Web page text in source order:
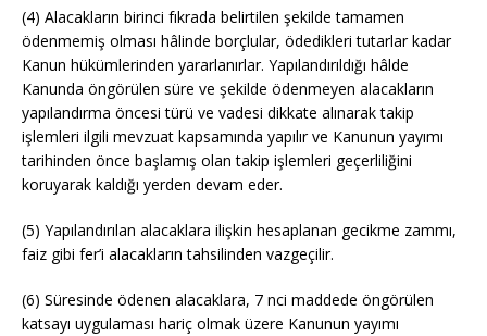
(4) Alacakların birinci fıkrada belirtilen şekilde tamamen
ödenmemiş olması hâlinde borçlular, ödedikleri tutarlar kadar
Kanun hükümlerinden yararlanırlar. Yapılandırıldığı hâlde
Kanunda öngörülen süre ve şekilde ödenmeyen alacakların
yapılandırma öncesi türü ve vadesi dikkate alınarak takip
işlemleri ilgili mevzuat kapsamında yapılır ve Kanunun yayımı
tarihinden önce başlamış olan takip işlemleri geçerliliğini
koruyarak kaldığı yerden devam eder.
(5) Yapılandırılan alacaklara ilişkin hesaplanan gecikme zammı,
faiz gibi fer’i alacakların tahsilinden vazgeçilir.
(6) Süresinde ödenen alacaklara, 7 nci maddede öngörülen
katsayı uygulaması hariç olmak üzere Kanunun yayımı